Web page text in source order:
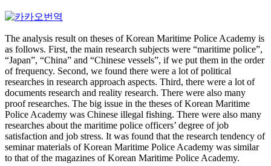
The analysis result on theses of Korean Maritime Police Academy is
as follows. First, the main research subjects were “maritime police”,
“Japan”, “China” and “Chinese vessels”, if we put them in the order
of frequency. Second, we found there were a lot of political
researches in research approach aspects. Third, there were a lot of
documents research and reality research. There were also many
proof researches. The big issue in the theses of Korean Maritime
Police Academy was Chinese illegal fishing. There were also many
researches about the maritime police officers’ degree of job
satisfaction and job stress. It was found that the research tendency of
seminar materials of Korean Maritime Police Academy was similar
to that of the magazines of Korean Maritime Police Academy.